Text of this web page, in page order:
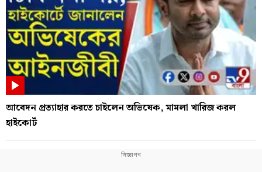
আবেদন প্রত্যাহার করতে চাইলেন অভিষেক, মামলা খারিজ করল
হাইকোর্ট